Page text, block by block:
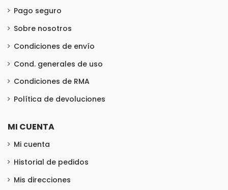
Pago seguro
Sobre nosotros
Condiciones de envío
Cond. generales de uso
Condiciones de RMA
Política de devoluciones
MI CUENTA
Mi cuenta
Historial de pedidos
Mis direcciones